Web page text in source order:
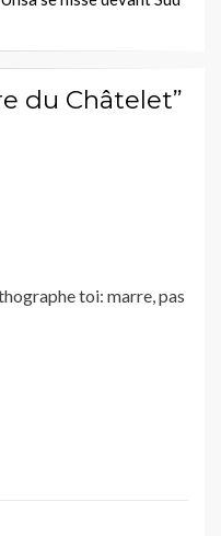
du Châtelet”
toi: marre, pas